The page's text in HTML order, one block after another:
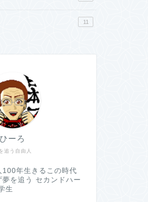
11
追う自由人
ひーろ
100年生きるこの時代
夢を追う セカンドハー
生